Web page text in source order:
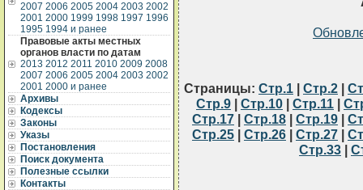
2007 2006 2005 2004 2003 2002
2001 2000 1999 1998 1997 1996
1995 1994 и ранее
Правовые акты местных
органов власти по датам
2013 2012 2011 2010 2009 2008
2007 2006 2005 2004 2003 2002
2001 2000 и ранее
Архивы
Кодексы
Законы
Указы
Постановления
Поиск документа
Полезные ссылки
Контакты
Страницы: Стр.1 | Стр.2 |
Стр.9 | Стр.10 | Стр.11 |
Стр.17 | Стр.18 | Стр.19 |
Стр.25 | Стр.26 | Стр.27 |
Стр.33 |